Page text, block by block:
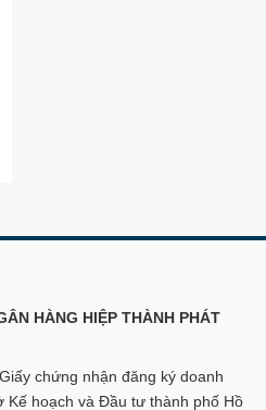
HÀNG HIỆP THÀNH PHÁT
chứng nhận đăng ký doanh
Kế hoạch và Đầu tư thành phố Hồ